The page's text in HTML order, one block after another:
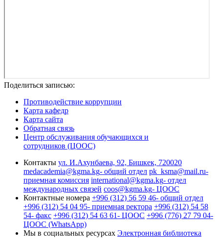
Поделиться записью:
Противодействие коррупции
Карта кафедр
Карта сайта
Обратная связь
Центр обслуживания обучающихся и
сотрудников (ЦООС)
Контакты ул. И.Ахунбаева, 92, Бишкек, 720020
medacademia@kgma.kg- общий отдел pk_ksma@mail.ru-
приемная комиссия international@kgma.kg- отдел
международных связей coos@kgma.kg- ЦООС
Контактные номера +996 (312) 56 59 46- общий отдел
+996 (312) 54 04 95- приемная ректора +996 (312) 54 58
54- факс +996 (312) 54 63 61- ЦООС +996 (776) 27 79 04-
ЦООС (WhatsApp)
Мы в социальных ресурсах Электронная библиотека